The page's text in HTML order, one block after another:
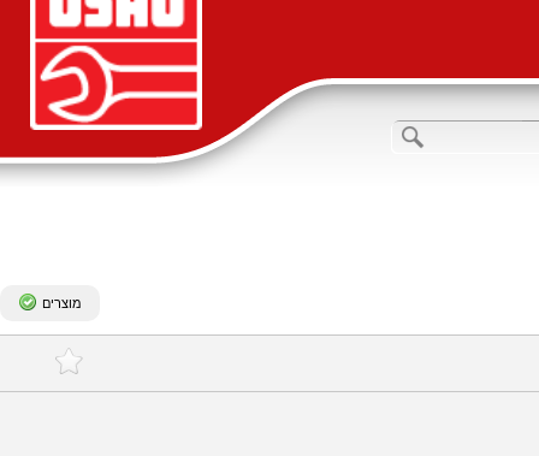
מוצרים